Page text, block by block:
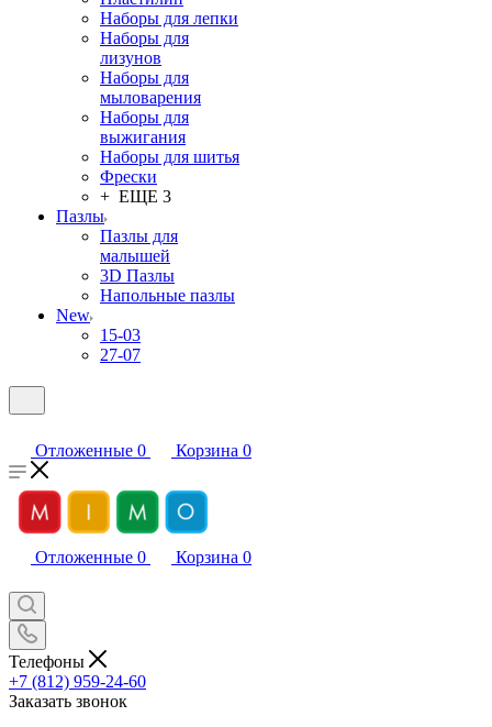
Наборы для лепки
Наборы для
лизунов
Наборы для
мыловарения
Наборы для
выжигания
Наборы для шитья
Фрески
+ ЕЩЕ 3
Пазлы
Пазлы для
малышей
3D Пазлы
Напольные пазлы
New
15-03
27-07
Отложенные 0 Корзина 0
Отложенные 0 Корзина 0
Телефоны
+7 (812) 959-24-60
Заказать звонок